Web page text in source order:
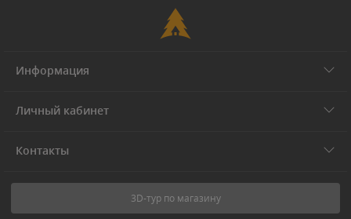
Информация
Личный кабинет
Контакты
3D-тур по магазину